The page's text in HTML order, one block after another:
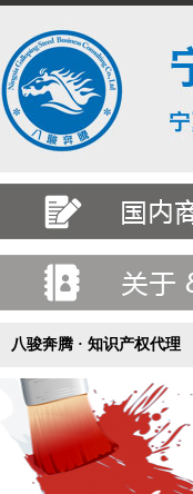
八骏奔腾 · 知识产权代理